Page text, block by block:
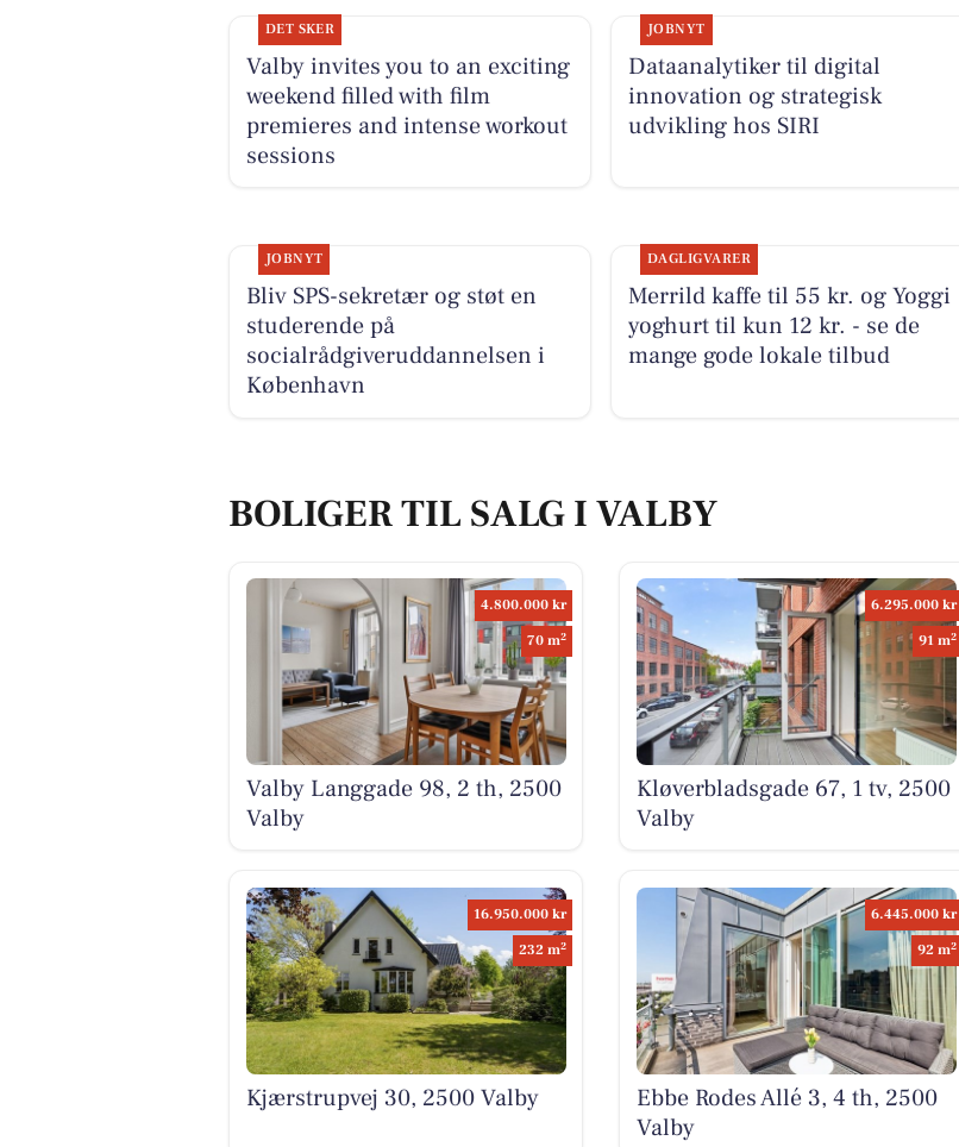
DET SKER
Valby invites you to an exciting
weekend filled with film
premieres and intense workout
sessions
JOBNYT
Dataanalytiker til digital
innovation og strategisk
udvikling hos SIRI
JOBNYT
Bliv SPS-sekretær og støt en
studerende på
socialrådgiveruddannelsen i
København
DAGLIGVARER
Merrild kaffe til 55 kr. og Yoggi
yoghurt til kun 12 kr. - se de
mange gode lokale tilbud
BOLIGER TIL SALG I VALBY
4.800.000 kr
70 m2
Valby Langgade 98, 2 th, 2500
Valby
6.295.000 kr
91 m2
Kløverbladsgade 67, 1 tv, 2500
Valby
16.950.000 kr
232 m2
Kjærstrupvej 30, 2500 Valby
6.445.000 kr
92 m2
Ebbe Rodes Allé 3, 4 th, 2500
Valby